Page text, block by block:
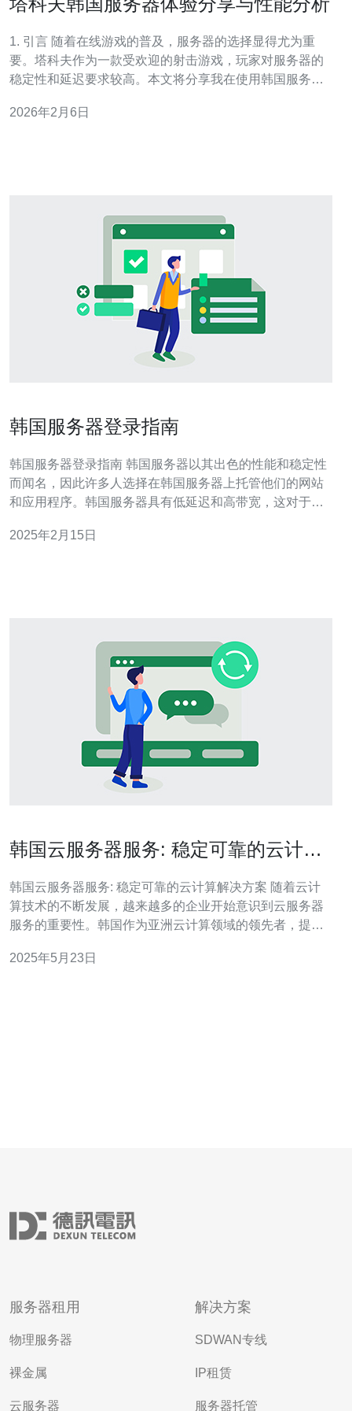
1. 引言 随着在线游戏的普及，服务器的选择显得尤为重
要。塔科夫作为一款受欢迎的射击游戏，玩家对服务器的
稳定性和延迟要求较高。本文将分享我在使用韩国服务器
器在亚洲地区享有盛誉，主要体现在以下几个方面： 低延
2026年2月6日
韩国服务器登录指南
韩国服务器登录指南 韩国服务器以其出色的性能和稳定性
而闻名，因此许多人选择在韩国服务器上托管他们的网站
和应用程序。韩国服务器具有低延迟和高带宽，这对于需
择韩国服务器供应商之前，您需要考虑一些重要因素。首
2025年2月15日
韩国云服务器服务: 稳定可靠的云计算
韩国云服务器服务: 稳定可靠的云计算解决方案 随着云计
算技术的不断发展，越来越多的企业开始意识到云服务器
服务的重要性。韩国作为亚洲云计算领域的领先者，提供
国搭建他们的云服务器。 韩国拥有先进的云计算基础设
2025年5月23日
服务器租用
物理服务器
裸金属
云服务器
解决方案
SDWAN专线
IP租赁
服务器托管